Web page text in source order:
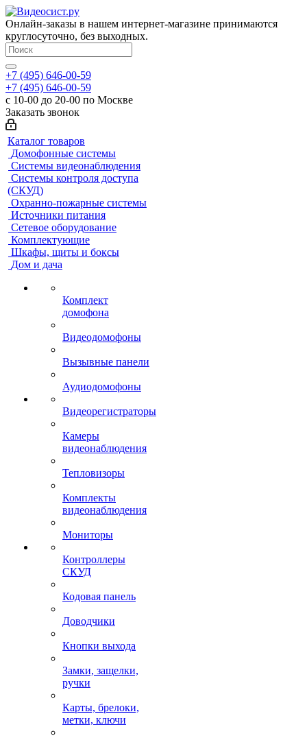
Онлайн-заказы в нашем интернет-магазине принимаются
круглосуточно, без выходных.
+7 (495) 646-00-59
+7 (495) 646-00-59
с 10-00 до 20-00 по Москве
Заказать звонок
Каталог товаров
Домофонные системы
Системы видеонаблюдения
Системы контроля доступа
(СКУД)
Охранно-пожарные системы
Источники питания
Сетевое оборудование
Комплектующие
Шкафы, щиты и боксы
Дом и дача
Комплект
домофона
Видеодомофоны
Вызывные панели
Аудиодомофоны
Видеорегистраторы
Камеры
видеонаблюдения
Тепловизоры
Комплекты
видеонаблюдения
Мониторы
Контроллеры
СКУД
Кодовая панель
Доводчики
Кнопки выхода
Замки, защелки,
ручки
Карты, брелоки,
метки, ключи